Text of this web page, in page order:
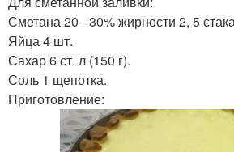
Сметана 20 - 30% жирности 2, 5
Яйца 4 шт.
Сахар 6 ст. л (150 г).
Соль 1 щепотка.
Приготовление: